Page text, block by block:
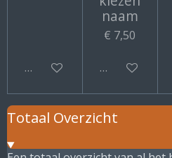
Bekijk details
naam
€ 7,50
Bekijk details
Totaal Overzicht